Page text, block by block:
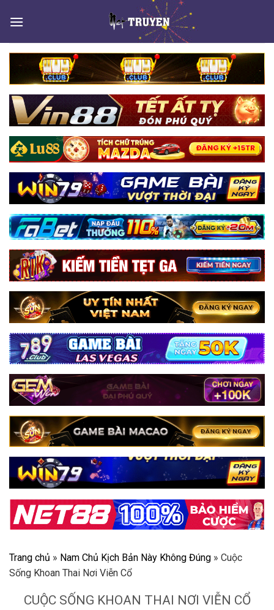
Trang chủ » Nam Chủ Kịch Bản Này Không Đúng » Cuộc
Sống Khoan Thai Nơi Viễn Cổ
CUỘC SỐNG KHOAN THAI NƠI VIỄN CỔ